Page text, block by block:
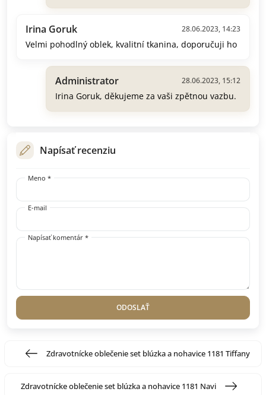
Irina Goruk 28.06.2023, 14:23
Velmi pohodlný oblek, kvalitní tkanina, doporučuji ho
Administrator 28.06.2023, 15:12
Irina Goruk, děkujeme za vaši zpětnou vazbu.
Napísať recenziu
Meno *
E-mail
Napísať komentár *
ODOSLAŤ
Zdravotnícke oblečenie set blúzka a nohavice 1181 Tiffany
Zdravotnícke oblečenie set blúzka a nohavice 1181 Navi